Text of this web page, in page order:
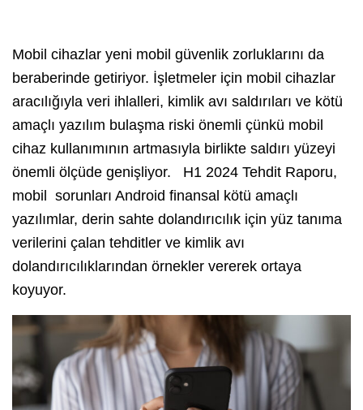
Mobil cihazlar yeni mobil güvenlik zorluklarını da
beraberinde getiriyor. İşletmeler için mobil cihazlar
aracılığıyla veri ihlalleri, kimlik avı saldırıları ve kötü
amaçlı yazılım bulaşma riski önemli çünkü mobil
cihaz kullanımının artmasıyla birlikte saldırı yüzeyi
önemli ölçüde genişliyor. H1 2024 Tehdit Raporu,
mobil sorunları Android finansal kötü amaçlı
yazılımlar, derin sahte dolandırıcılık için yüz tanıma
verilerini çalan tehditler ve kimlik avı
dolandırıcılıklarından örnekler vererek ortaya
koyuyor.